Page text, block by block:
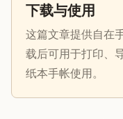
下载与使用
这篇文章提供自在
载后可用于打印、
纸本手帐使用。